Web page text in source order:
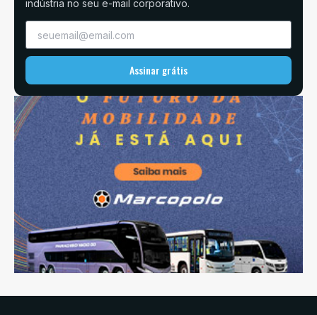
indústria no seu e-mail corporativo.
Assinar grátis